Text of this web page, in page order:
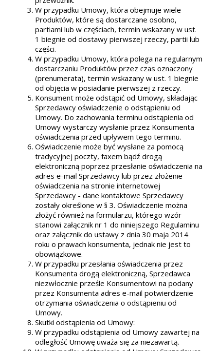
W przypadku Umowy, która obejmuje wiele
Produktów, które są dostarczane osobno,
partiami lub w częściach, termin wskazany w ust.
1 biegnie od dostawy pierwszej rzeczy, partii lub
części.
W przypadku Umowy, która polega na regularnym
dostarczaniu Produktów przez czas oznaczony
(prenumerata), termin wskazany w ust. 1 biegnie
od objęcia w posiadanie pierwszej z rzeczy.
Konsument może odstąpić od Umowy, składając
Sprzedawcy oświadczenie o odstąpieniu od
Umowy. Do zachowania terminu odstąpienia od
Umowy wystarczy wysłanie przez Konsumenta
oświadczenia przed upływem tego terminu.
Oświadczenie może być wysłane za pomocą
tradycyjnej poczty, faxem bądź drogą
elektroniczną poprzez przesłanie oświadczenia na
adres e-mail Sprzedawcy lub przez złożenie
oświadczenia na stronie internetowej
Sprzedawcy - dane kontaktowe Sprzedawcy
zostały określone w § 3. Oświadczenie można
złożyć również na formularzu, którego wzór
stanowi załącznik nr 1 do niniejszego Regulaminu
oraz załącznik do ustawy z dnia 30 maja 2014
roku o prawach konsumenta, jednak nie jest to
obowiązkowe.
W przypadku przesłania oświadczenia przez
Konsumenta drogą elektroniczną, Sprzedawca
niezwłocznie prześle Konsumentowi na podany
przez Konsumenta adres e-mail potwierdzenie
otrzymania oświadczenia o odstąpieniu od
Umowy.
Skutki odstąpienia od Umowy:
W przypadku odstąpienia od Umowy zawartej na
odległość Umowę uważa się za niezawartą.